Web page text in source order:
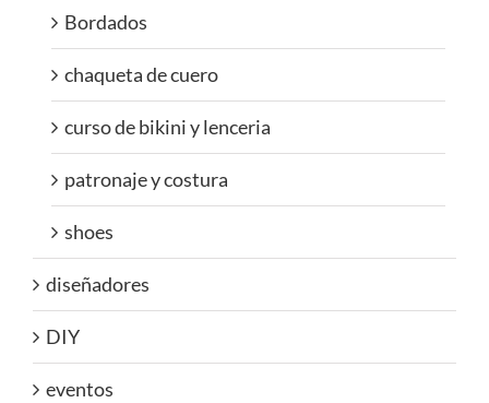
Bordados
chaqueta de cuero
curso de bikini y lenceria
patronaje y costura
shoes
diseñadores
DIY
eventos